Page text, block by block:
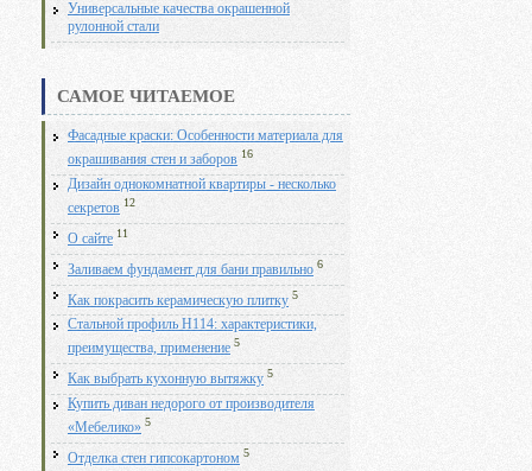
Универсальные качества окрашенной
рулонной стали
САМОЕ ЧИТАЕМОЕ
Фасадные краски: Особенности материала для
окрашивания стен и заборов 16
Дизайн однокомнатной квартиры - несколько
секретов 12
О сайте 11
Заливаем фундамент для бани правильно 6
Как покрасить керамическую плитку 5
Стальной профиль Н114: характеристики,
преимущества, применение 5
Как выбрать кухонную вытяжку 5
Купить диван недорого от производителя
«Мебелико» 5
Отделка стен гипсокартоном 5